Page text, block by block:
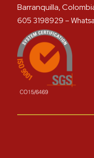
Barranquilla,
605 3198929 –